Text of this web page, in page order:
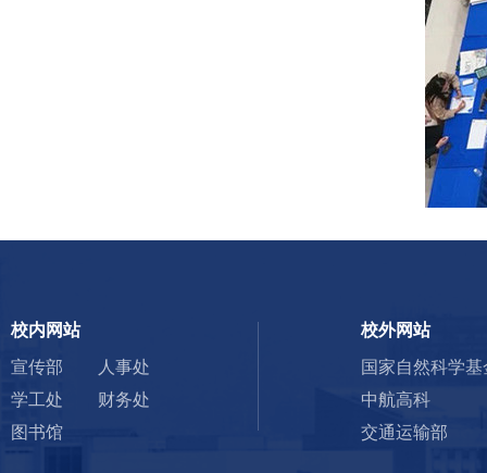
校内网站
宣传部
人事处
学工处
财务处
图书馆
校外网站
国家自然科学
中航高科
交通运输部